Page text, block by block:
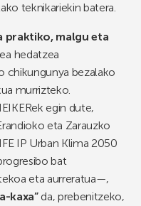
teknikariekin batera.
praktiko, malgu eta
hedatzea
chikungunya bezalako
murrizteko.
egin dute,
eta Zarauzko
IP Urban Klima 2050
bat
eta aurreratua—,
kaxa”da, prebenitzeko,